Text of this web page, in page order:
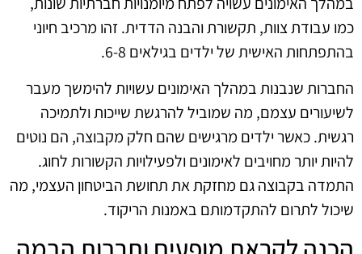
כמו עבודת צוות, תקשורת והבנה הדדית. זהו מרכיב חיוני
בהתפתחות האישית של ילדים בגילאים 6-8.
החברות שנבנות במהלך האימונים עשויות להימשך מעבר
לשיעורים עצמם, מה שמוביל להרגשת שייכות ולתמיכה
רגשית. כאשר ילדים מרגישים שהם חלק מקבוצה, הם נוטים
להיות יותר מחויבים לאימונים ולפעילויות הקשורות לחוג.
התמדה בקבוצה גם מחזקת את תחושת הביטחון העצמי, מה
שיכול לתרום להתקדמותם באמנות הריקוד.